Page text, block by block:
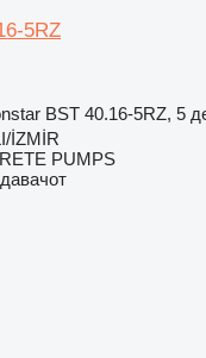
5RZ
BST 40.16-5RZ, 5
İZMİR
PUMPS